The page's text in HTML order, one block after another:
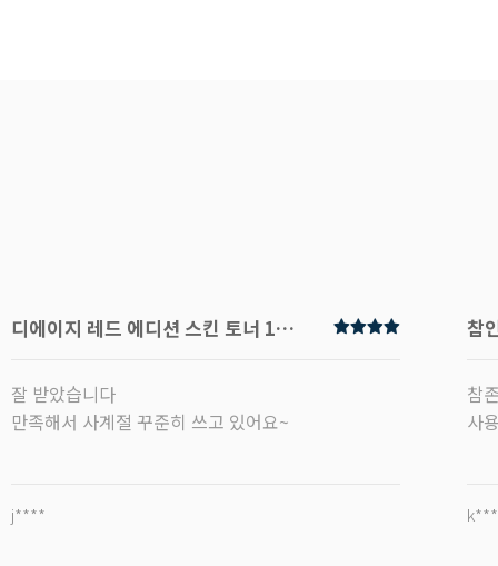
디에이지 레드 에디션 스킨 토너 120ml
잘 받았습니다
만족해서 사계절 꾸준히 쓰고 있어요~
j****
참
참
사